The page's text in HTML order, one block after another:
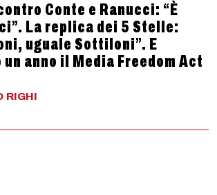
Conte e Ranucci: “È
La replica dei 5 Stelle:
uguale Sottiloni”. E
anno il Media Freedom Act
RIGHI